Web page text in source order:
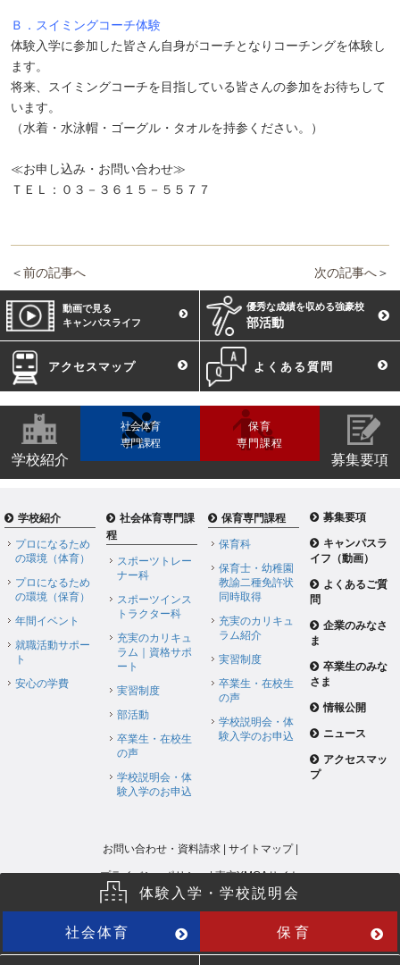
Ｂ．スイミングコーチ体験
体験入学に参加した皆さん自身がコーチとなりコーチングを体験し
ます。
将来、スイミングコーチを目指している皆さんの参加をお待ちして
います。
（水着・水泳帽・ゴーグル・タオルを持参ください。）
≪お申し込み・お問い合わせ≫
ＴＥＬ：０３－３６１５－５５７７
＜前の記事へ 次の記事へ＞
動画で見る
キャンパスライフ
優秀な成績を収める強豪校
部活動
アクセスマップ よくある質問
学校紹介
社会体育
専門課程
保育
専門課程
募集要項
体験入学・学校説明会
社会体育 保育
学校紹介
プロになるため
の環境（体育）
プロになるため
の環境（保育）
年間イベント
就職活動サポー
ト
安心の学費
社会体育専門課
程
スポーツトレー
ナー科
スポーツインス
トラクター科
充実のカリキュ
ラム｜資格サポ
ート
実習制度
部活動
卒業生・在校生
の声
学校説明会・体
験入学のお申込
保育専門課程
保育科
保育士・幼稚園
教諭二種免許状
同時取得
充実のカリキュ
ラム紹介
実習制度
卒業生・在校生
の声
学校説明会・体
験入学のお申込
募集要項
キャンパスラ
イフ（動画）
よくあるご質
問
企業のみなさ
ま
卒業生のみな
さま
情報公開
ニュース
アクセスマッ
プ
お問い合わせ・資料請求| サイトマップ|
プライバシーポリシー|東京YMCAサイト
Copyright (C) Tokyo YMCA 2015 All Rights Reserved.